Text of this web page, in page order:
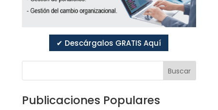
✔ Descárgalos GRATIS Aquí
Buscar
Publicaciones Populares